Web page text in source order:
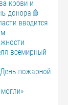
крови и
донора🩸
вводится
всемирный
пожарной